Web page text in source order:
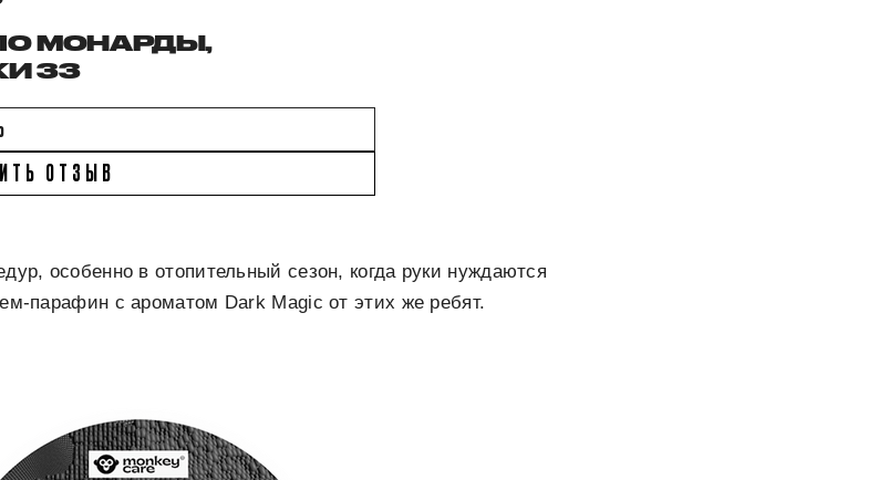
МОНАРДЫ,
33
ОТЗЫВ
особенно в отопительный сезон, когда руки нуждаются
парафин с ароматом Dark Magiс от этих же ребят.